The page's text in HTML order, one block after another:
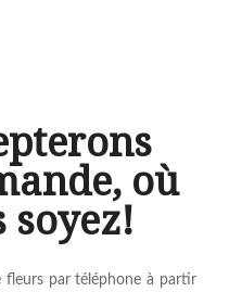
où
soyez!
fleurs par téléphone à partir